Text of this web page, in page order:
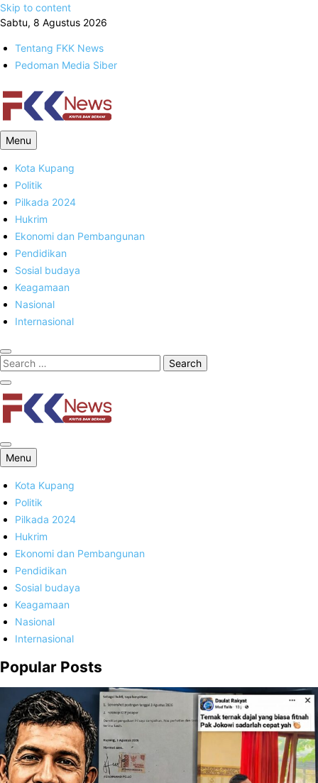
Skip to content
Sabtu, 8 Agustus 2026
Tentang FKK News
Pedoman Media Siber
FKK News
Menu
Kota Kupang
Politik
Pilkada 2024
Hukrim
Ekonomi dan Pembangunan
Pendidikan
Sosial budaya
Keagamaan
Nasional
Internasional
FKK News
Menu
Kota Kupang
Politik
Pilkada 2024
Hukrim
Ekonomi dan Pembangunan
Pendidikan
Sosial budaya
Keagamaan
Nasional
Internasional
Popular Posts